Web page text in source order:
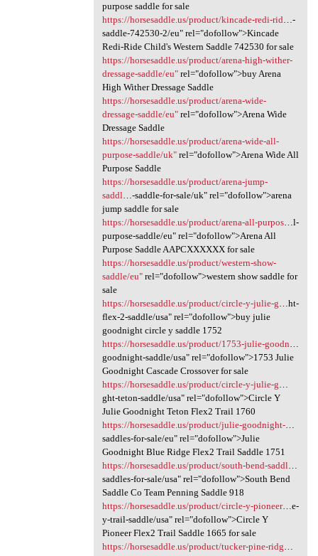
purpose saddle for sale
https://horsesaddle.us/product/kincade-redi-rid…-
saddle-742530-2/eu" rel="dofollow">Kincade
Redi-Ride Child's Western Saddle 742530 for sale
https://horsesaddle.us/product/arena-high-wither-
dressage-saddle/eu"rel="dofollow">buy Arena
High Wither Dressage Saddle
https://horsesaddle.us/product/arena-wide-
dressage-saddle/eu"rel="dofollow">Arena Wide
Dressage Saddle
https://horsesaddle.us/product/arena-wide-all-
purpose-saddle/uk"rel="dofollow">Arena Wide All
Purpose Saddle
https://horsesaddle.us/product/arena-jump-
saddl…-saddle-for-sale/uk" rel="dofollow">arena
jump saddle for sale
https://horsesaddle.us/product/arena-all-purpos…l-
purpose-saddle/eu" rel="dofollow">Arena All
Purpose Saddle AAPCXXXXXX for sale
https://horsesaddle.us/product/western-show-
saddle/eu"rel="dofollow">western show saddle for
sale
https://horsesaddle.us/product/circle-y-julie-g…ht-
flex-2-saddle/usa" rel="dofollow">buy julie
goodnight circle y saddle 1752
https://horsesaddle.us/product/1753-julie-goodn…
goodnight-saddle/usa" rel="dofollow">1753 Julie
Goodnight Cascade Crossover for sale
https://horsesaddle.us/product/circle-y-julie-g…
ght-teton-saddle/usa" rel="dofollow">Circle Y
Julie Goodnight Teton Flex2 Trail 1760
https://horsesaddle.us/product/julie-goodnight-…
saddles-for-sale/eu" rel="dofollow">Julie
Goodnight Blue Ridge Flex2 Trail Saddle 1751
https://horsesaddle.us/product/south-bend-saddl…
saddles-for-sale/usa" rel="dofollow">South Bend
Saddle Co Team Penning Saddle 918
https://horsesaddle.us/product/circle-y-pioneer…e-
y-trail-saddle/usa" rel="dofollow">Circle Y
Pioneer Flex2 Trail Saddle 1665 for sale
https://horsesaddle.us/product/tucker-pine-ridg…